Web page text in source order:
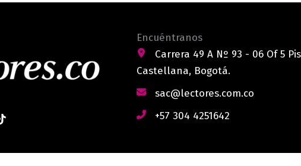
Encuéntranos
Carrera 49 A Nº 93 - 06 Of 5
Castellana, Bogotá.
sac@lectores.com.co
+57 304 4251642